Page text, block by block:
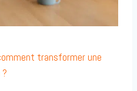
transformer une